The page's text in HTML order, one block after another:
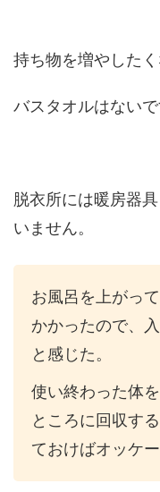
持ち物を増やした
バスタオルはないで
脱衣所には暖房器
いません。
お風呂を上がっ
かかったので、
と感じた。
使い終わった体
ところに回収す
ておけばオッケー